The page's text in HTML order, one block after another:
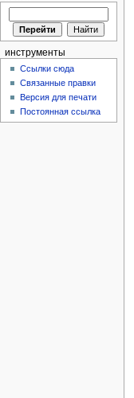
инструменты
Ссылки сюда
Связанные правки
Версия для печати
Постоянная ссылка